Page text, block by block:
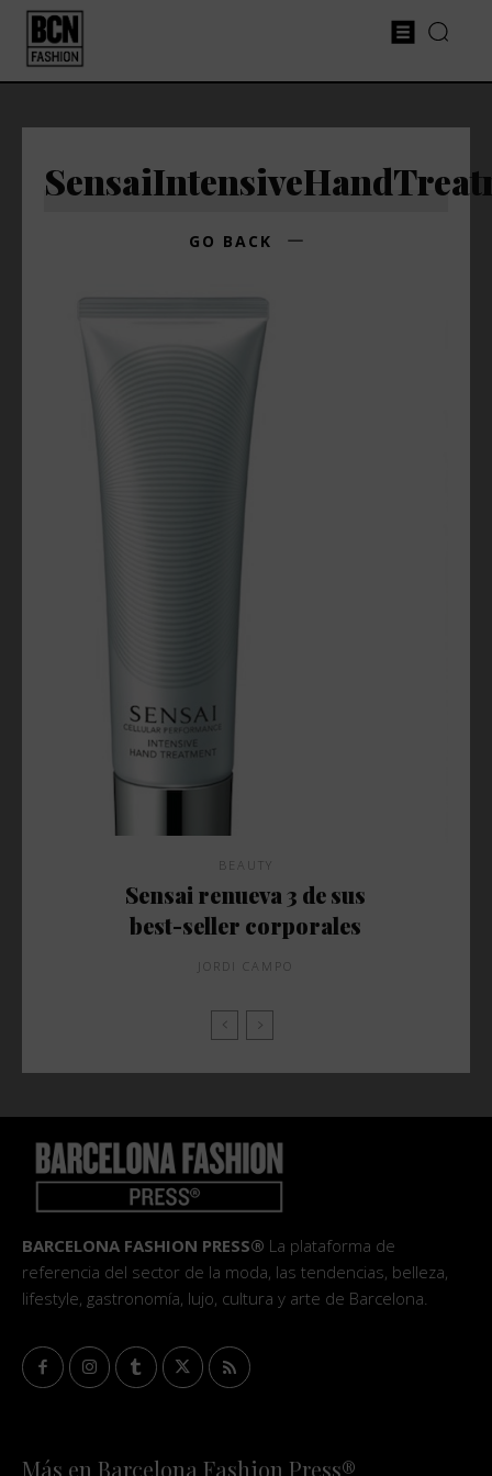
GO BACK
BEAUTY
Sensai renueva 3 de sus
best-seller corporales
JORDI CAMPO
BARCELONA FASHION PRESS® La plataforma de
referencia del sector de la moda, las tendencias, belleza,
lifestyle, gastronomía, lujo, cultura y arte de Barcelona.
Más en Barcelona Fashion Press®